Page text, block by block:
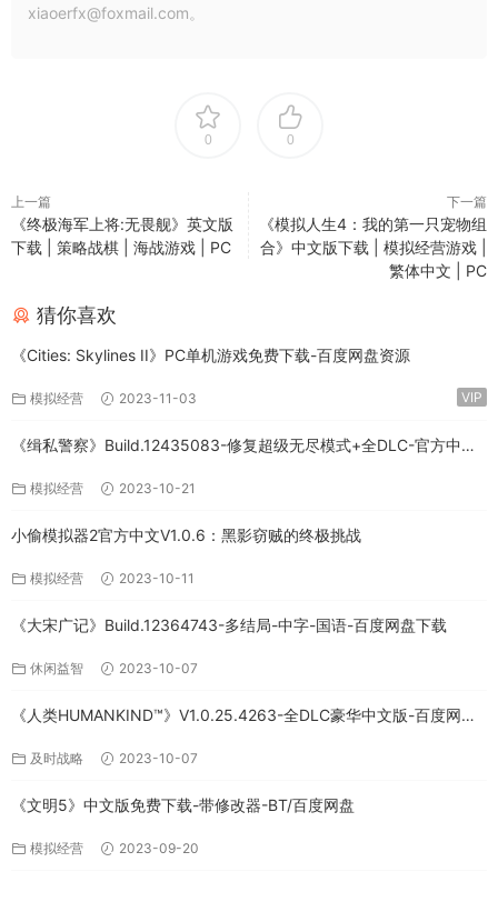
xiaoerfx@foxmail.com。
0 0
上一篇
《终极海军上将:无畏舰》英文版
下载 | 策略战棋 | 海战游戏 | PC
下一篇
《模拟人生4：我的第一只宠物组
合》中文版下载 | 模拟经营游戏 |
繁体中文 | PC
猜你喜欢
《Cities: Skylines II》PC单机游戏免费下载-百度网盘资源
模拟经营 2023-11-03 VIP
《缉私警察》Build.12435083-修复超级无尽模式+全DLC-官方中文-
模拟经营 2023-10-21
小偷模拟器2官方中文V1.0.6：黑影窃贼的终极挑战
模拟经营 2023-10-11
《大宋广记》Build.12364743-多结局-中字-国语-百度网盘下载
休闲益智 2023-10-07
《人类HUMANKIND™》V1.0.25.4263-全DLC豪华中文版-百度网盘
及时战略 2023-10-07
《文明5》中文版免费下载-带修改器-BT/百度网盘
模拟经营 2023-09-20